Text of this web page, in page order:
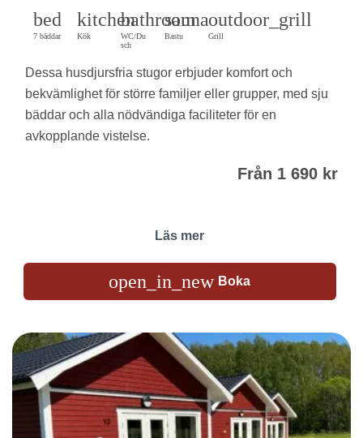
bed
7 bäddar
kitchen
Kök
bathroom
WC/Du
sch
sauna
Bastu
outdoor_grill
Grill
Dessa husdjursfria stugor erbjuder komfort och
bekvämlighet för större familjer eller grupper, med sju
bäddar och alla nödvändiga faciliteter för en
avkopplande vistelse.
Från 1 690 kr
Läs mer
open_in_new Boka